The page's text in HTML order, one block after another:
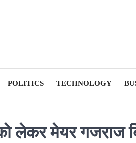
POLITICS TECHNOLOGY
लेकर मेयर गजराज